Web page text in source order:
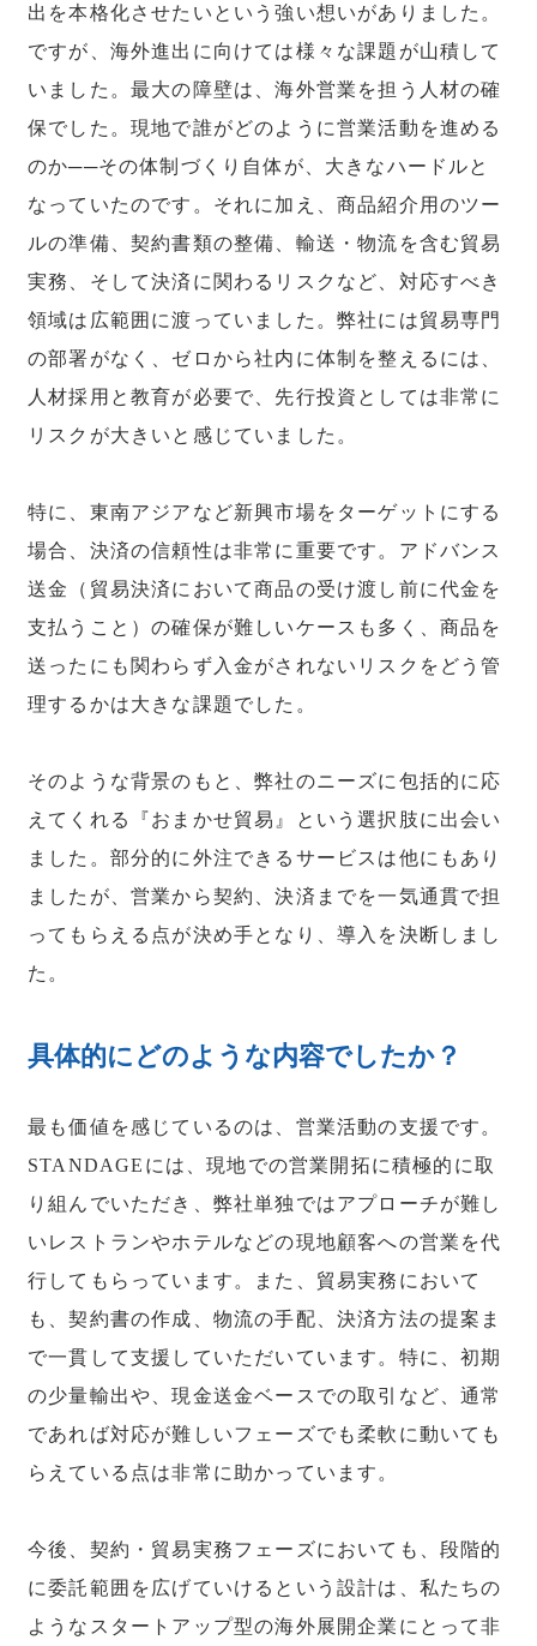
出を本格化させたいという強い想いがありました。
ですが、海外進出に向けては様々な課題が山積して
いました。最大の障壁は、海外営業を担う人材の確
保でした。現地で誰がどのように営業活動を進める
のか──その体制づくり自体が、大きなハードルと
なっていたのです。それに加え、商品紹介用のツー
ルの準備、契約書類の整備、輸送・物流を含む貿易
実務、そして決済に関わるリスクなど、対応すべき
領域は広範囲に渡っていました。弊社には貿易専門
の部署がなく、ゼロから社内に体制を整えるには、
人材採用と教育が必要で、先行投資としては非常に
リスクが大きいと感じていました。
特に、東南アジアなど新興市場をターゲットにする
場合、決済の信頼性は非常に重要です。アドバンス
送金（貿易決済において商品の受け渡し前に代金を
支払うこと）の確保が難しいケースも多く、商品を
送ったにも関わらず入金がされないリスクをどう管
理するかは大きな課題でした。
そのような背景のもと、弊社のニーズに包括的に応
えてくれる『おまかせ貿易』という選択肢に出会い
ました。部分的に外注できるサービスは他にもあり
ましたが、営業から契約、決済までを一気通貫で担
ってもらえる点が決め手となり、導入を決断しまし
た。
具体的にどのような内容でしたか？
最も価値を感じているのは、営業活動の支援です。
STANDAGEには、現地での営業開拓に積極的に取
り組んでいただき、弊社単独ではアプローチが難し
いレストランやホテルなどの現地顧客への営業を代
行してもらっています。また、貿易実務において
も、契約書の作成、物流の手配、決済方法の提案ま
で一貫して支援していただいています。特に、初期
の少量輸出や、現金送金ベースでの取引など、通常
であれば対応が難しいフェーズでも柔軟に動いても
らえている点は非常に助かっています。
今後、契約・貿易実務フェーズにおいても、段階的
に委託範囲を広げていけるという設計は、私たちの
ようなスタートアップ型の海外展開企業にとって非